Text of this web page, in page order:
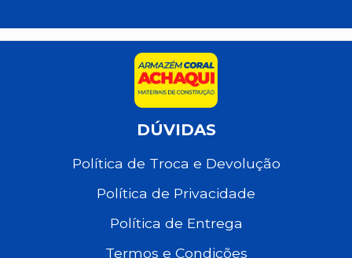
DÚVIDAS
Política de Troca e Devolução
Política de Privacidade
Política de Entrega
Termos e Condições